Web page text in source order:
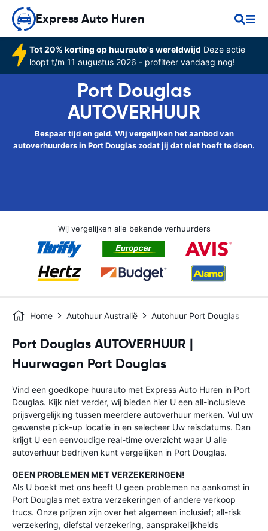
Express Auto Huren
Tot 20% korting op huurauto's wereldwijd Deze actie
loopt t/m 11 augustus 2026 - profiteer vandaag nog!
Port Douglas
AUTOVERHUUR
Bespaar tijd en geld. Wij vergelijken het aanbod van
autoverhuurders in Port Douglas zodat jij dat niet hoeft te doen.
Wij vergelijken alle bekende verhuurders
Home Autohuur Australië Autohuur Port Douglas
Port Douglas AUTOVERHUUR |
Huurwagen Port Douglas
Vind een goedkope huurauto met Express Auto Huren in Port
Douglas. Kijk niet verder, wij bieden hier U een all-inclusieve
prijsvergelijking tussen meerdere autoverhuur merken. Vul uw
gewenste pick-up locatie in en selecteer Uw reisdatums. Dan
krijgt U een eenvoudige real-time overzicht waar U alle
autoverhuur bedrijven kunt vergelijken in Port Douglas.
GEEN PROBLEMEN MET VERZEKERINGEN!
Als U boekt met ons heeft U geen problemen na aankomst in
Port Douglas met extra verzekeringen of andere verkoop
trucs. Onze prijzen zijn over het algemeen inclusief; all-risk
verzekering, diefstal verzekering, aansprakelijkheids